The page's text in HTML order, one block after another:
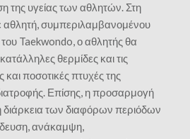
της υγείας των αθλητών. Στη
αθλητή, συμπεριλαμβανομένου
Taekwondo, ο αθλητής θα
θερμίδες και τις
και ποσοτικές πτυχές της
Επίσης, η προσαρμογή
διάρκεια των διαφόρων περιόδων
ανάκαμψη,